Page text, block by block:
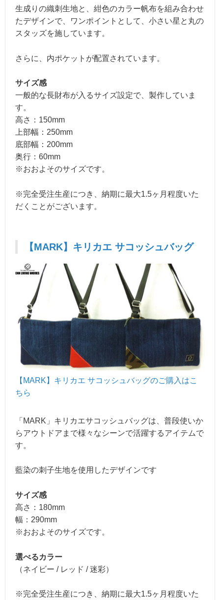
生成りの織刺生地と、紺色のカラー帆布を組み合わせ
たデザインで、ワンポイントとして、小さい星と丸の
スタッズを施しています。
さらに、内ポケットが配置されています。
サイズ感
一般的な長財布が入るサイズ設定で、製作していま
す。
高さ：150mm
上部幅：250mm
底部幅：200mm
奥行：60mm
※おおよそのサイズです。
※完全受注生産につき、納期に最大1.5ヶ月程度いた
だくことがございます。
【MARK】キリカエ サコッシュバッグ
【MARK】キリカエ サコッシュバッグのご購入はこ
ちら
「MARK」キリカエサコッシュバッグは、普段使いか
らアウトドアまで様々なシーンで活躍するアイテムで
す。
藍染の刺子生地を使用したデザインです
サイズ感
高さ：180mm
幅：290mm
※おおよそのサイズです。
選べるカラー
（ネイビー / レッド / 迷彩）
※完全受注生産につき、納期に最大1.5ヶ月程度いた